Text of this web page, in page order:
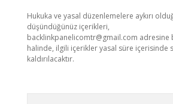
Hukuka ve yasal düzenlemelere aykırı
düşündüğünüz içerikleri,
backlinkpanelicomtr@gmail.com adresine
halinde, ilgili içerikler yasal süre içerisinde
kaldırılacaktır.